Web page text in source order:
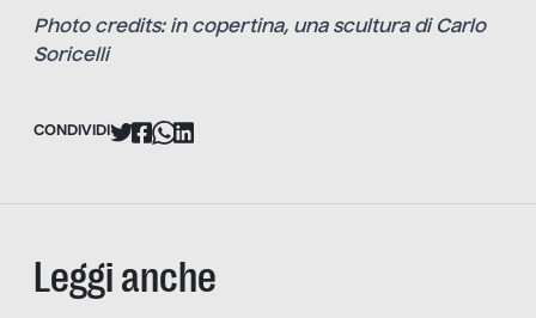
Photo credits: in copertina, una scultura di Carlo
Soricelli
CONDIVIDI
Leggi anche